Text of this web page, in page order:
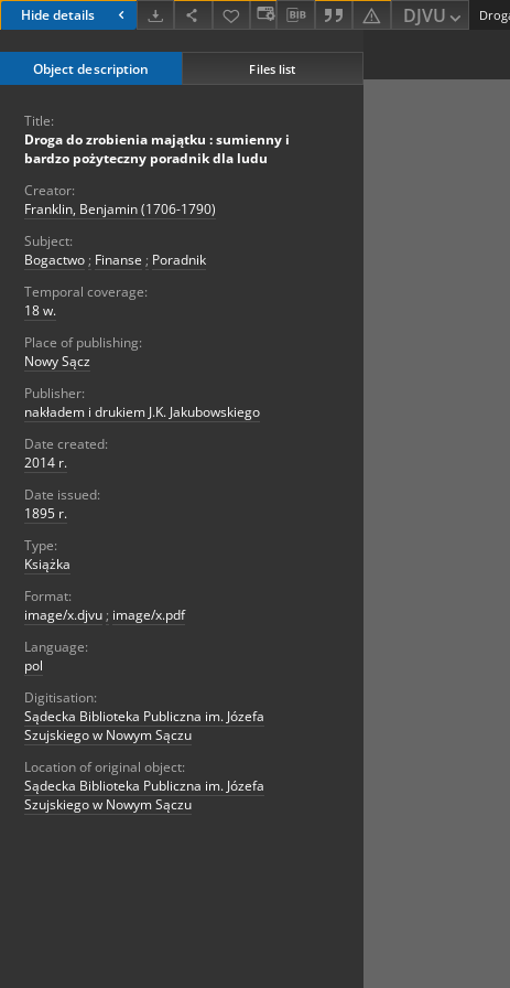
Hide details DJVU
Object description Files list
Title:
Droga do zrobienia majątku : sumienny i
bardzo pożyteczny poradnik dla ludu
Creator:
Franklin, Benjamin (1706-1790)
Subject:
Bogactwo ; Finanse ; Poradnik
Temporal coverage:
18 w.
Place of publishing:
Nowy Sącz
Publisher:
nakładem i drukiem J.K. Jakubowskiego
Date created:
2014 r.
Date issued:
1895 r.
Type:
Książka
Format:
image/x.djvu ; image/x.pdf
Language:
pol
Digitisation:
Sądecka Biblioteka Publiczna im. Józefa
Szujskiego w Nowym Sączu
Location of original object:
Sądecka Biblioteka Publiczna im. Józefa
Szujskiego w Nowym Sączu